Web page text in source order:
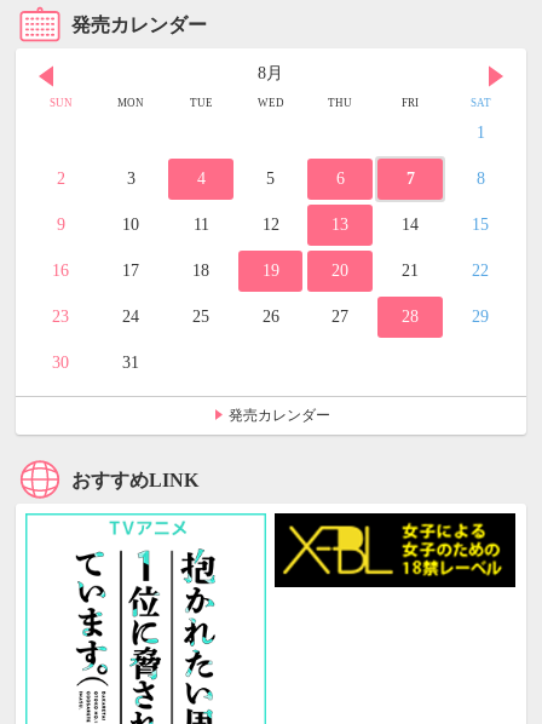
発売カレンダー
8月
SUN MON TUE WED THU FRI SAT
1
2 3 4 5 6 7 8
9 10 11 12 13 14 15
16 17 18 19 20 21 22
23 24 25 26 27 28 29
30 31
発売カレンダー
おすすめLINK